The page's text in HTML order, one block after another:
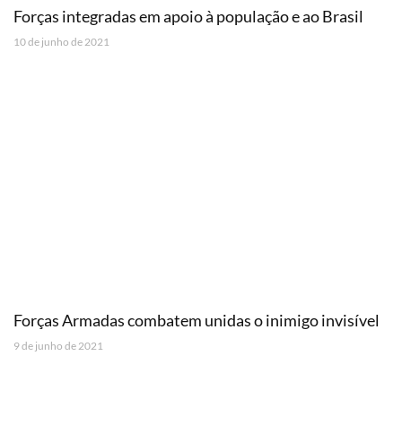
Forças integradas em apoio à população e ao Brasil
10 de junho de 2021
Forças Armadas combatem unidas o inimigo invisível
9 de junho de 2021